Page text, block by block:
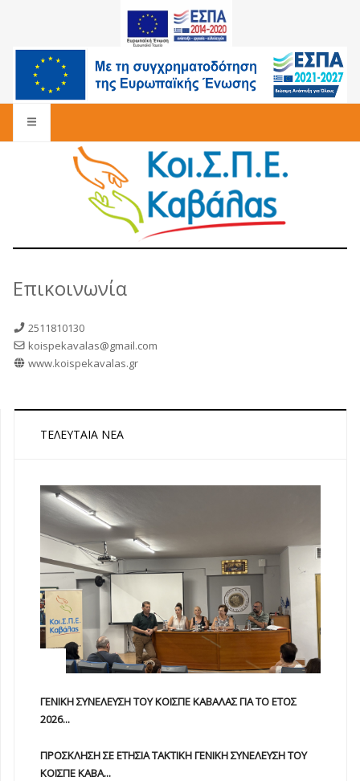
Επικοινωνία
2511810130
koispekavalas@gmail.com
www.koispekavalas.gr
ΤΕΛΕΥΤΑΊΑ ΝΈΑ
ΓΕΝΙΚΗ ΣΥΝΕΛΕΥΣΗ ΤΟΥ ΚΟΙΣΠΕ ΚΑΒΑΛΑΣ ΓΙΑ ΤΟ ΕΤΟΣ
2026...
ΠΡΟΣΚΛΗΣΗ ΣΕ ΕΤΗΣΙΑ TAKTIKH ΓΕΝΙΚΗ ΣΥΝΕΛΕΥΣΗ ΤΟΥ
ΚΟΙΣΠΕ ΚΑΒΑ...